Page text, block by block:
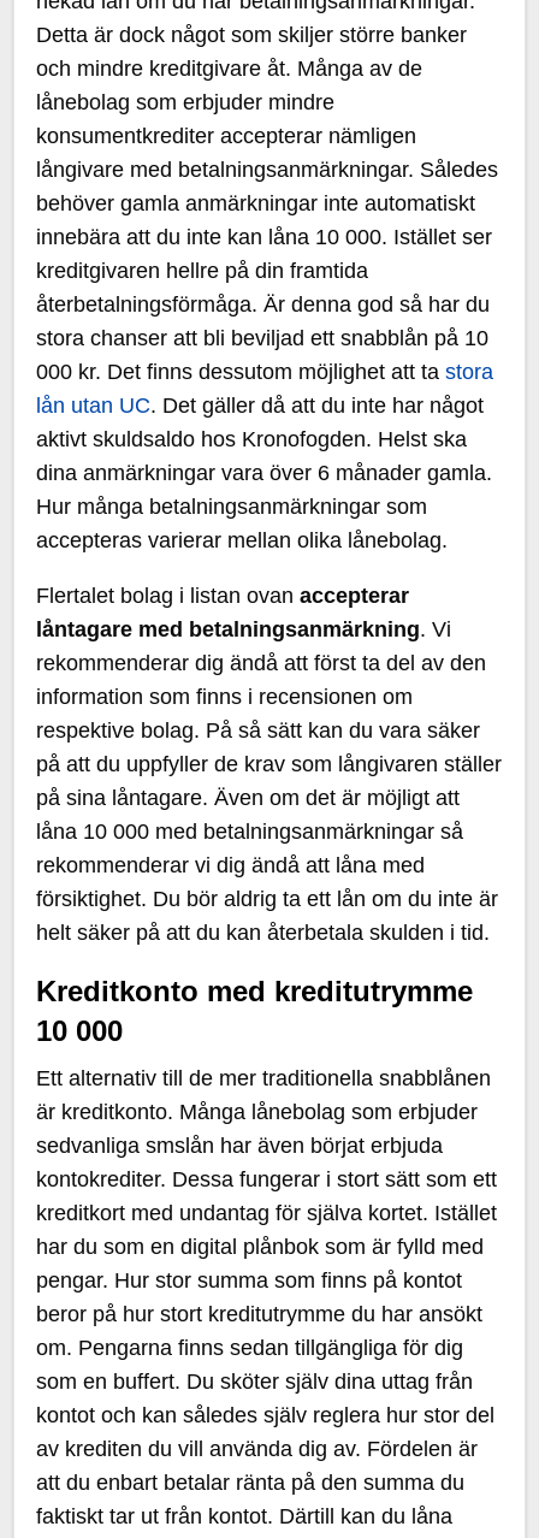
Detta är dock något som skiljer större banker
och mindre kreditgivare åt. Många av de
lånebolag som erbjuder mindre
konsumentkrediter accepterar nämligen
långivare med betalningsanmärkningar. Således
behöver gamla anmärkningar inte automatiskt
innebära att du inte kan låna 10 000. Istället ser
kreditgivaren hellre på din framtida
återbetalningsförmåga. Är denna god så har du
stora chanser att bli beviljad ett snabblån på 10
000 kr. Det finns dessutom möjlighet att tastora
lån utan UC. Det gäller då att du inte har något
aktivt skuldsaldo hos Kronofogden. Helst ska
dina anmärkningar vara över 6 månader gamla.
Hur många betalningsanmärkningar som
accepteras varierar mellan olika lånebolag.
Flertalet bolag i listan ovanaccepterar
låntagare med betalningsanmärkning. Vi
rekommenderar dig ändå att först ta del av den
information som finns i recensionen om
respektive bolag. På så sätt kan du vara säker
på att du uppfyller de krav som långivaren ställer
på sina låntagare. Även om det är möjligt att
låna 10 000 med betalningsanmärkningar så
rekommenderar vi dig ändå att låna med
försiktighet. Du bör aldrig ta ett lån om du inte är
helt säker på att du kan återbetala skulden i tid.
Kreditkonto med kreditutrymme
10 000
Ett alternativ till de mer traditionella snabblånen
är kreditkonto. Många lånebolag som erbjuder
sedvanliga smslån har även börjat erbjuda
kontokrediter. Dessa fungerar i stort sätt som ett
kreditkort med undantag för själva kortet. Istället
har du som en digital plånbok som är fylld med
pengar. Hur stor summa som finns på kontot
beror på hur stort kreditutrymme du har ansökt
om. Pengarna finns sedan tillgängliga för dig
som en buffert. Du sköter själv dina uttag från
kontot och kan således själv reglera hur stor del
av krediten du vill använda dig av. Fördelen är
att du enbart betalar ränta på den summa du
faktiskt tar ut från kontot. Därtill kan du låna